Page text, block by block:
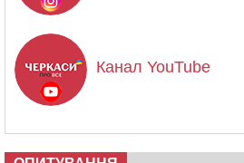
Канал YouTube